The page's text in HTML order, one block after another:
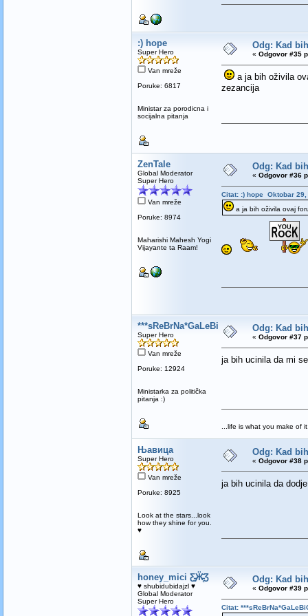
:) hope
Super Hero
Van mreže
Poruke: 6817
Ministar za porodicna i
socijalna pitanja
Odg: Kad
« Odgovor #35
a ja bih oživila
zezancija
ZenTale
Global Moderator
Super Hero
Van mreže
Poruke: 8974
Maharishi Mahesh Yogi
Vijayante ta Raam!
Odg: Kad
« Odgovor #36
Citat: :) hope Oktobar 29,
a ja bih oživila ovaj
***sReBrNa*GaLeBiCa***
Super Hero
Van mreže
Poruke: 12924
Ministarka za politička
pitanja :)
Odg: Kad
« Odgovor #37
ja bih ucinila da mi
...life is what you make of
Њавица
Super Hero
Van mreže
Poruke: 8925
Look at the stars...look
how they shine for you.
♥
Odg: Kad
« Odgovor #38
ja bih ucinila da
honey_mici Ƹ̵̡Ӝ̵̨̄Ʒ
♥ shubidubidajzl ♥
Global Moderator
Super Hero
Odg: Kad
« Odgovor #39
Citat: